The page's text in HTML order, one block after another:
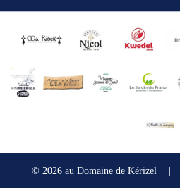
© 2026 au Domaine de Kérizel |